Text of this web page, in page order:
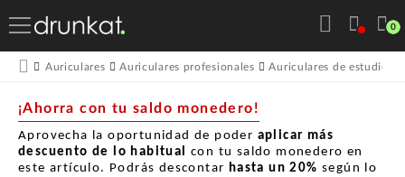
0
Auriculares Auriculares profesionales Auriculares de estudio
¡Ahorra con tu saldo monedero!
Aprovecha la oportunidad de poder aplicar más
descuento de lo habitual con tu saldo monedero en
este artículo. Podrás descontar hasta un 20% según lo